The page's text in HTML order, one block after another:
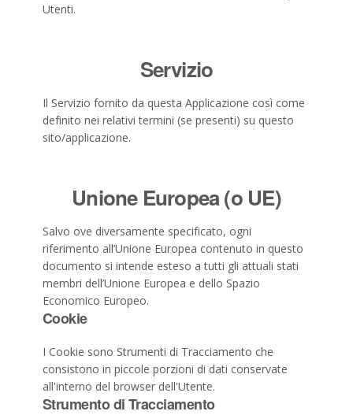
Utenti.
Servizio
Il Servizio fornito da questa Applicazione così come
definito nei relativi termini (se presenti) su questo
sito/applicazione.
Unione Europea (o UE)
Salvo ove diversamente specificato, ogni
riferimento all’Unione Europea contenuto in questo
documento si intende esteso a tutti gli attuali stati
membri dell’Unione Europea e dello Spazio
Economico Europeo.
Cookie
I Cookie sono Strumenti di Tracciamento che
consistono in piccole porzioni di dati conservate
all'interno del browser dell'Utente.
Strumento di Tracciamento